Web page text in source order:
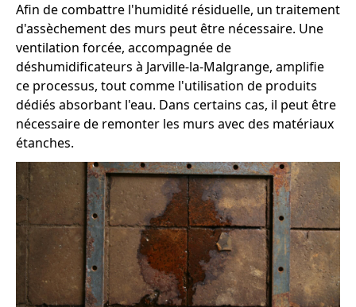
Afin de combattre l'humidité résiduelle, un traitement
d'assèchement des murs peut être nécessaire. Une
ventilation forcée, accompagnée de
déshumidificateurs à Jarville-la-Malgrange, amplifie
ce processus, tout comme l'utilisation de produits
dédiés absorbant l'eau. Dans certains cas, il peut être
nécessaire de remonter les murs avec des matériaux
étanches.